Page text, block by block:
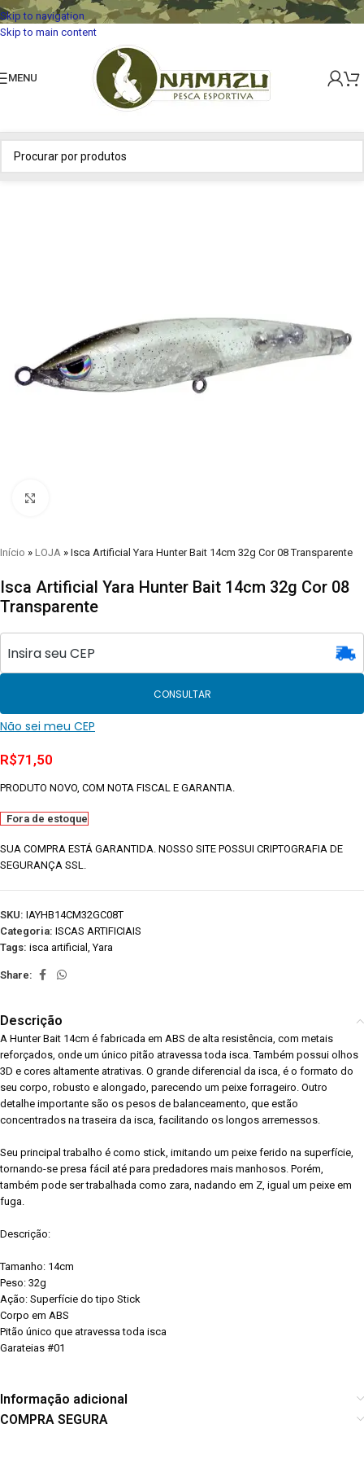
Skip to navigation
Skip to main content
MENU
Início » LOJA » Isca Artificial Yara Hunter Bait 14cm 32g Cor 08 Transparente
Isca Artificial Yara Hunter Bait 14cm 32g Cor 08
Transparente
CONSULTAR
Não sei meu CEP
R$71,50
PRODUTO NOVO, COM NOTA FISCAL E GARANTIA.
Fora de estoque
SUA COMPRA ESTÁ GARANTIDA. NOSSO SITE POSSUI CRIPTOGRAFIA DE
SEGURANÇA SSL.
SKU: IAYHB14CM32GC08T
Categoria: ISCAS ARTIFICIAIS
Tags: isca artificial , Yara
Share:
Descrição
A Hunter Bait 14cm é fabricada em ABS de alta resistência, com metais
reforçados, onde um único pitão atravessa toda isca. Também possui olhos
3D e cores altamente atrativas. O grande diferencial da isca, é o formato do
seu corpo, robusto e alongado, parecendo um peixe forrageiro. Outro
detalhe importante são os pesos de balanceamento, que estão
concentrados na traseira da isca, facilitando os longos arremessos.
Seu principal trabalho é como stick, imitando um peixe ferido na superfície,
tornando-se presa fácil até para predadores mais manhosos. Porém,
também pode ser trabalhada como zara, nadando em Z, igual um peixe em
fuga.
Descrição:
Tamanho: 14cm
Peso: 32g
Ação: Superfície do tipo Stick
Corpo em ABS
Pitão único que atravessa toda isca
Garateias #01
Informação adicional
COMPRA SEGURA